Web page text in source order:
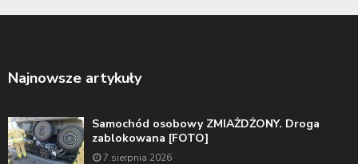
Najnowsze artykuły
Samochód osobowy ZMIAŻDŻONY. Droga
zablokowana [FOTO]
7 sierpnia 2026